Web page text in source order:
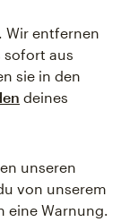
Wir entfernen
sofort aus
sie in den
deines
unseren
von unserem
eine Warnung.